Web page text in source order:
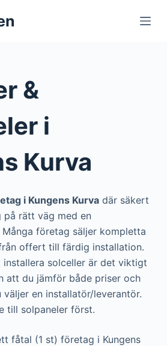
&
i
Kurva
i Kungens Kurvadär säkert
på rätt väg med en
företag säljer kompletta
offert till färdig installation.
installera solceller är det viktigt
att du jämför både priser och
väljer en installatör/leverantör.
till solpaneler först.
fåtal (1 st) företag i Kungens